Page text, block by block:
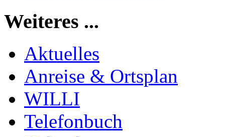
Weiteres ...
Aktuelles
Anreise & Ortsplan
WILLI
Telefonbuch